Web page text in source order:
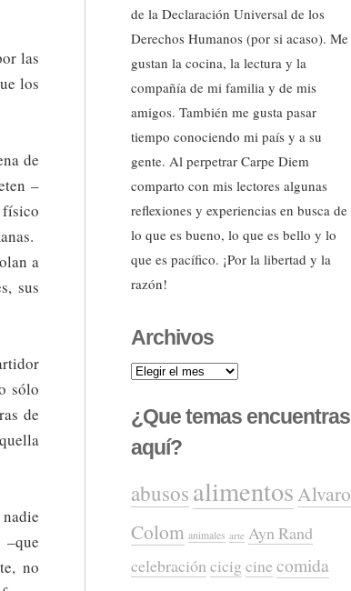
las
los
de
–
físico
a
sus
sólo
de
no
de la Declaración Universal de los
Derechos Humanos (por si acaso). Me
gustan la cocina, la lectura y la
compañía de mi familia y de mis
amigos. También me gusta pasar
tiempo conociendo mi país y a su
gente. Al perpetrar Carpe Diem
comparto con mis lectores algunas
reflexiones y experiencias en busca de
lo que es bueno, lo que es bello y lo
que es pacífico. ¡Por la libertad y la
razón!
Archivos
Archivos
¿Que temas encuentras
aquí?
abusos alimentosAlvaro
Colom animales arte Ayn Rand
celebración cicig cine comida